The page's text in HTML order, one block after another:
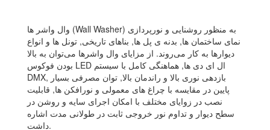
وال واشر ها (Wall Washer) به منظور روشنایی و نورپردازی
نمای ساختمان ها, بدنه ی پل ها, بناهای تاریخی, تونل ها و انواع
دیوارها به کار می‌روند. از مزایای وال واشرها می‌توان به بالا
بودن فوکوس LED ال ای دی ها, هماهنگی کامل با سیستم
DMX, بازدهی نوری بالا و راندمان بالا, توان مصرفی بسیار
پایین در مقایسه با چراغ های معمولی و نورافکن ها, قابلیت
نصب در زوایای مختلف با امکان اجرای سایه و روشن در
سطح دیوار و تداوم نور خروجی ثابت در طولانی مدت اشاره
داشت.